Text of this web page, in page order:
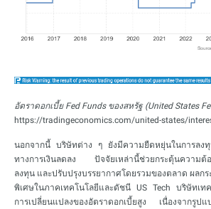
อัตราดอกเบี้ย Fed Funds ของสหรัฐ (United States
https://tradingeconomics.com/united-states/
นอกจากนี้ บริษัทต่าง ๆ ยังมีความยืดหยุ่นในการลง
ทางการเงินลดลง ปัจจัยเหล่านี้ช่วยกระตุ้นความต้อ
ลงทุน และปรับปรุงบรรยากาศโดยรวมของตลาด ผลก
พิเศษในภาคเทคโนโลยีและดัชนี US Tech บริษัทเท
การเปลี่ยนแปลงของอัตราดอกเบี้ยสูง เนื่องจากรูปแ